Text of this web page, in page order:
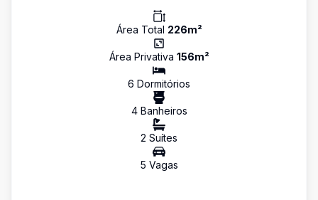
Área Total 226m²
Área Privativa 156m²
6 Dormitórios
4Banheiros
2 Suítes
5 Vagas